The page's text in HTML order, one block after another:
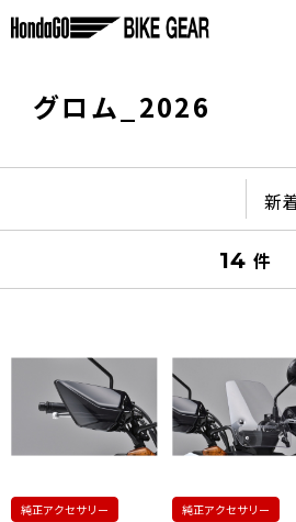
グロム_2026
14 件
純正アクセサリー 純正アクセサリー